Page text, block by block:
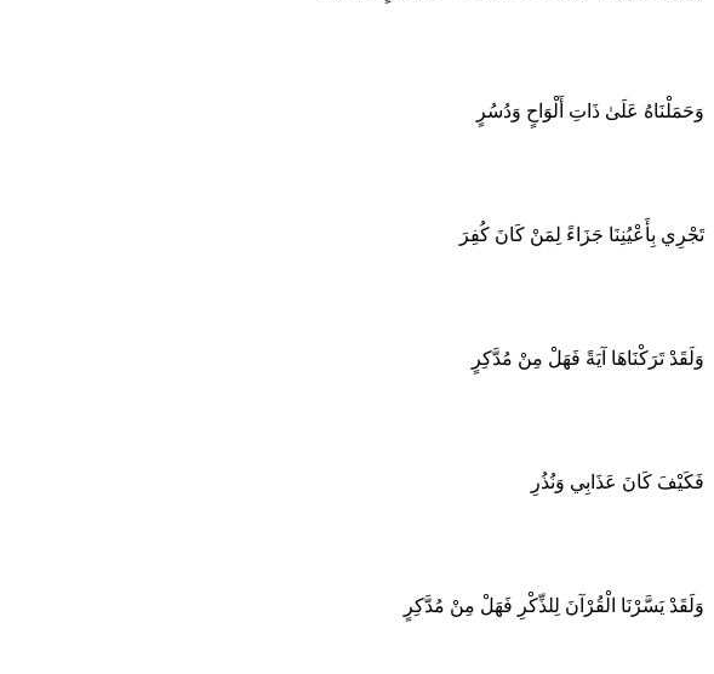
وَحَمَلْنَاهُ عَلَىٰ ذَاتِ أَلْوَاحٍ وَدُسُرٍ
تَجْرِي بِأَعْيُنِنَا جَزَاءً لِمَنْ كَانَ كُفِرَ
وَلَقَدْ تَرَكْنَاهَا آيَةً فَهَلْ مِنْ مُدَّكِرٍ
فَكَيْفَ كَانَ عَذَابِي وَنُذُرِ
وَلَقَدْ يَسَّرْنَا الْقُرْآنَ لِلذِّكْرِ فَهَلْ مِنْ مُدَّكِرٍ